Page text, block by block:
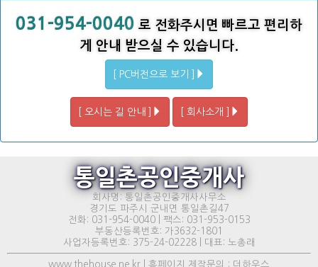
031-954-0040 로 전화주시면 빠르고 편리하
게 안내 받으실 수 있습니다.
[ PC버전으로 보기 ]
[ 오시는 길 안내 ] [ 회사소개 ]
통일촌공인중개사
회사명: 통일촌공인중개사사무소
경기도 파주시 군내면 통일촌길47
전화: 031-954-0040 | 팩스: 031-953-0153
부동산등록번호: 가3632-1801
사업자등록번호: 375-24-02228 | 대표: 노총래
www.thehouse.ne.kr | 홈페이지 제작문의 : 더하우스